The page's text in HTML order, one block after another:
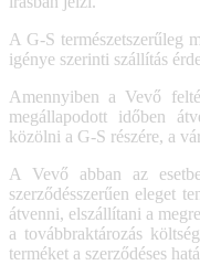
A G-S természetszerűleg
igénye szerinti szállítás
Amennyiben a Vevő
megállapodott időben
közölni a G-S részére, a
A Vevő abban az
szerződésszerűen eleget
átvenni, elszállítani a
a továbbraktározás
terméket a szerződéses